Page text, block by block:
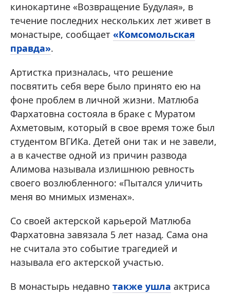
кинокартине «Возвращение Будулая», в
течение последних нескольких лет живет в
монастыре, сообщает «Комсомольская
правда».
Артистка призналась, что решение
посвятить себя вере было принято ею на
фоне проблем в личной жизни. Матлюба
Фархатовна состояла в браке с Муратом
Ахметовым, который в свое время тоже был
студентом ВГИКа. Детей они так и не завели,
а в качестве одной из причин развода
Алимова называла излишнюю ревность
своего возлюбленного: «Пытался уличить
меня во мнимых изменах».
Со своей актерской карьерой Матлюба
Фархатовна завязала 5 лет назад. Сама она
не считала это событие трагедией и
называла его актерской участью.
В монастырь недавно также ушла актриса